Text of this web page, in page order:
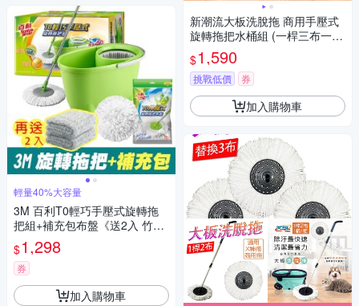
輕量40%大容量
3M 百利T0輕巧手壓式旋轉拖
把組+補充包布盤《送2入 竹炭
擦拭布》
$1,298
券
加入購物車
新潮流大板洗脫拖 商用手壓式
旋轉拖把水桶組 (一桿三布一桶
一籃)
$1,590
挑戰低價 券
加入購物車